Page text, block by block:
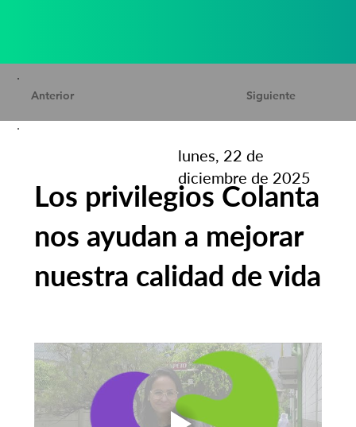
Siguiente
Anterior
lunes, 22 de
diciembre de 2025
Los privilegios Colanta
nos ayudan a mejorar
nuestra calidad de vida